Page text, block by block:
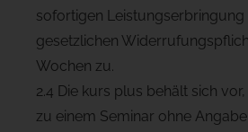
sofortigen
gesetzlichen
Wochen zu.
2.4 Die kurs plus behält sich
zu einem Seminar ohne